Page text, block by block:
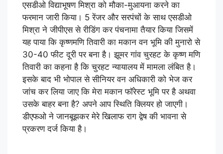
एसडीओ विद्याभूषण मिश्रा को मौका-मुआयना करने का
फरमान जारी किया। 5 रेंजर और सरपंचों के साथ एसडीओ
मिश्रा ने जीपीएस से रीडिंग कर पंचनामा तैयार किया जिसमें
यह पाया कि कृष्णमणि तिवारी का मकान वन भूमि की मुनारो से
30-40 फीट दूरी पर बना है। झूमर गांव चुरहट के कृष्ण मणि
तिवारी का कहना है कि चुरहट न्यायालय में मामला लंबित है।
इसके बाद भी भोपाल से सीनियर वन अधिकारी को भेज कर
जांच कर लिया जाए कि मेरा मकान फॉरेस्ट भूमि पर है अथवा
उसके बाहर बना है? अपने आप स्थिति क्लियर हो जाएगी।
डीएफओ ने जानबूझकर मेरे खिलाफ राग द्वेष की भावना से
प्रकरण दर्ज किया है।